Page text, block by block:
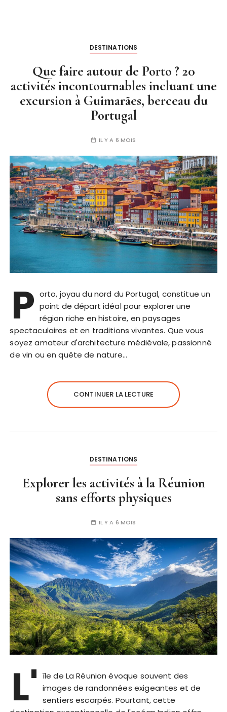
DESTINATIONS
Que faire autour de Porto ? 20
activités incontournables incluant une
excursion à Guimarães, berceau du
Portugal
IL Y A 6 MOIS
P orto, joyau du nord du Portugal, constitue un
point de départ idéal pour explorer une
région riche en histoire, en paysages
spectaculaires et en traditions vivantes. Que vous
soyez amateur d'architecture médiévale, passionné
de vin ou en quête de nature…
CONTINUER LA LECTURE
DESTINATIONS
Explorer les activités à la Réunion
sans efforts physiques
IL Y A 6 MOIS
L' île de La Réunion évoque souvent des
images de randonnées exigeantes et de
sentiers escarpés. Pourtant, cette